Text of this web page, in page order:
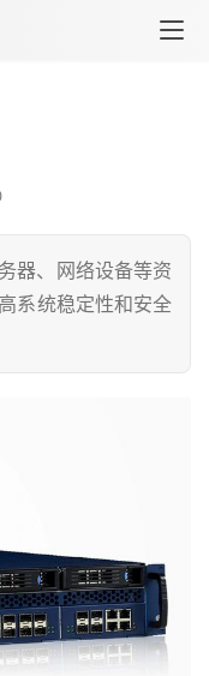
器、网络设备等资
系统稳定性和安全